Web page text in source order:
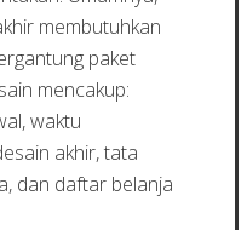
membutuhkan
paket
mencakup:
waktu
akhir, tata
dan daftar belanja